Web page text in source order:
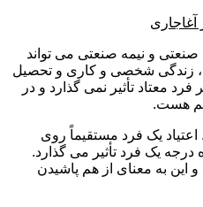
آغاجاری
صنعتی و نیمه صنعتی می تواند
زندگی شخصی و کاری و تحصیل
فرد معتاد تأثیر نمی گذارد و در
هم هست.
یک فرد مستقیماً روی
درجه یک فرد تأثیر می گذارد.
این به معنای از هم پاشیدن